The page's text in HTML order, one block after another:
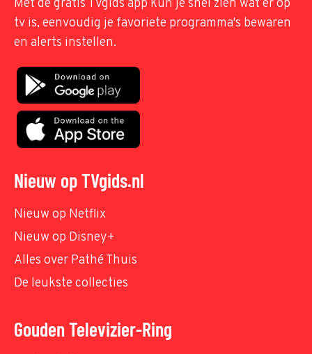
Met de gratis TVgids app kun je snel zien wat er op
tv is, eenvoudig je favoriete programma's bewaren
en alerts instellen.
Nieuw op TVgids.nl
Nieuw op Netflix
Nieuw op Disney+
Alles over Pathé Thuis
De leukste collecties
Gouden Televizier-Ring